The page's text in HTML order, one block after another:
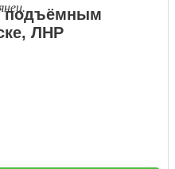
подъёмным
ЛНР